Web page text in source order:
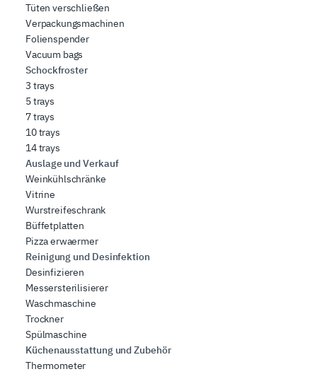
Tüten verschließen
Verpackungsmachinen
Folienspender
Vacuum bags
Schockfroster
3 trays
5 trays
7 trays
10 trays
14 trays
Auslage und Verkauf
Weinkühlschränke
Vitrine
Wurstreifeschrank
Büffetplatten
Pizza erwaermer
Reinigung und Desinfektion
Desinfizieren
Messersterilisierer
Waschmaschine
Trockner
Spülmaschine
Küchenausstattung und Zubehör
Thermometer